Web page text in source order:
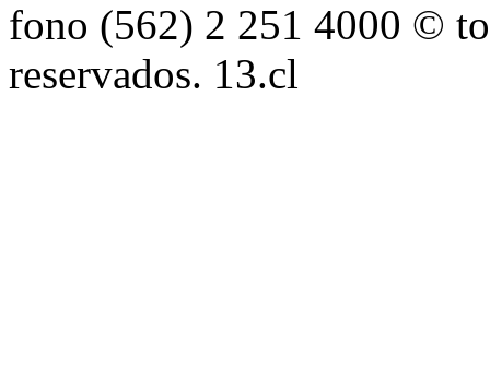
fono (562) 2 251 4000 ©
reservados. 13.cl